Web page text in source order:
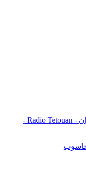
راديو تطوان - Radio Tetouan -